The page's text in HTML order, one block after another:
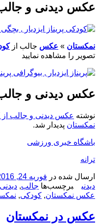
عکس دیدنی و
نمکستان » عکس جالب از
تصویر را مشاهده نمایید
عکس دیدنی و
نوشته عکس دیدنی و جالب از
نمکستان پدیدار شد.
باشگاه خبری ورزشی
ترانه
ارسال شده در فوریه 24, 2016
دیدنی
برچسب‌ها جالب, دیدنی
عکس نمکستان, کودکی,
عکس در نمکستان